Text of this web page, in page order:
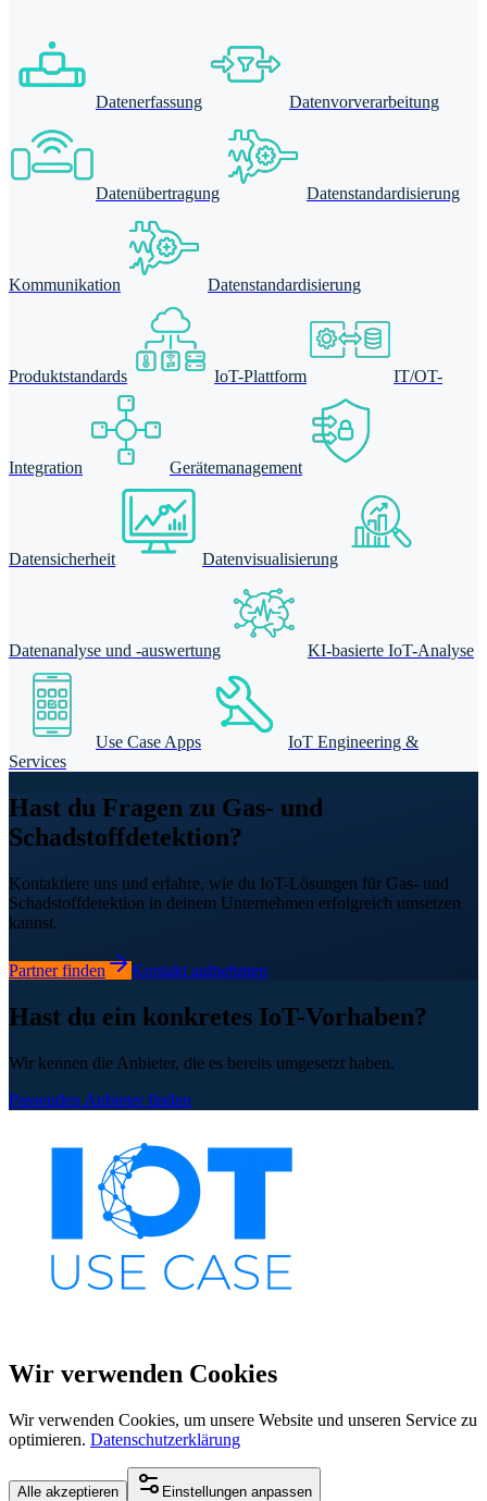
Datenerfassung Datenvorverarbeitung
Datenübertragung Datenstandardisierung
Kommunikation Datenstandardisierung
Produktstandards IoT-Plattform IT/OT-
Integration Gerätemanagement
Datensicherheit Datenvisualisierung
Datenanalyse und -auswertung KI-basierte IoT-Analyse
Use Case Apps
IoT Engineering &
Services
Hast du Fragen zu Gas- und
Schadstoffdetektion?
Kontaktiere uns und erfahre, wie du IoT-Lösungen für Gas- und
Schadstoffdetektion in deinem Unternehmen erfolgreich umsetzen
kannst.
Partner finden Kontakt aufnehmen
Hast du ein konkretes IoT-Vorhaben?
Wir kennen die Anbieter, die es bereits umgesetzt haben.
Passenden Anbieter finden
Wir verwenden Cookies
Wir verwenden Cookies, um unsere Website und unseren Service zu
optimieren. Datenschutzerklärung
Alle akzeptieren Einstellungen anpassen